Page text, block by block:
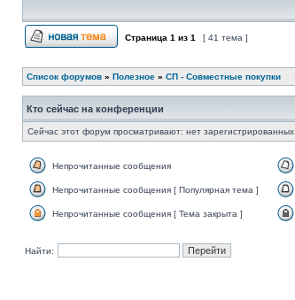
Страница 1 из 1 [ 41 тема ]
Список форумов » Полезное » СП - Совместные покупки
Кто сейчас на конференции
Сейчас этот форум просматривают: нет
сообщения
Непрочитанные сообщения
сообщения
]
Непрочитанные сообщения [ Популярная тема ]
Тема
Непрочитанные сообщения [ Тема закрыта ]
Найти: